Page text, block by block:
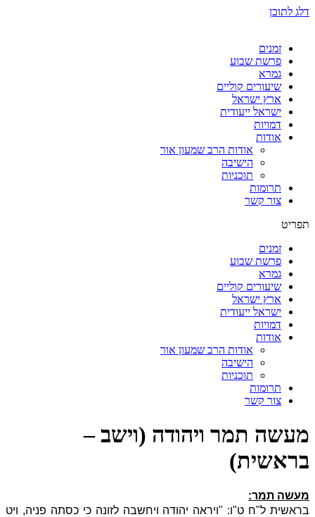
דלג לתוכן
זמנים
פרשת שבוע
גמרא
שיעורים קוליים
ארץ ישראל
ישראל ייעודית
דמויות
אודות
אודות הרב שמעון אור
הישיבה
תוכניות
תרומות
צור קשר
תפריט
זמנים
פרשת שבוע
גמרא
שיעורים קוליים
ארץ ישראל
ישראל ייעודית
דמויות
אודות
אודות הרב שמעון אור
הישיבה
תוכניות
תרומות
צור קשר
מעשה תמר ויהודה (וישב –
בראשית)
מעשה תמר:
בראשית ל"ח ט"ו: "ויראה יהודה ויחשבה לזונה כי כסתה פניה, ויט